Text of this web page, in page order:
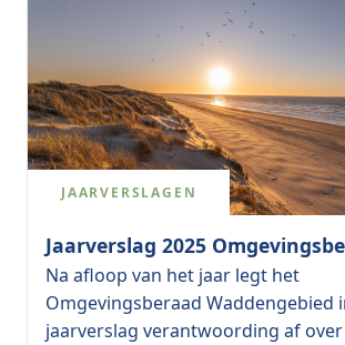
JAARVERSLAGEN
Jaarverslag 2025
Na afloop van het jaar legt het
Omgevingsberaad Waddengebied
jaarverslag verantwoording af